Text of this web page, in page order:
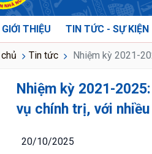
GIỚI THIỆU TIN TỨC - SỰ KIỆN
Tin tức Nhiệm kỳ 2021-
Nhiệm kỳ 2021-
vụ chính trị, với
20/10/2025